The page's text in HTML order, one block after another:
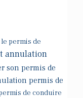
permis de
annulation
son permis de
permis de
de conduire